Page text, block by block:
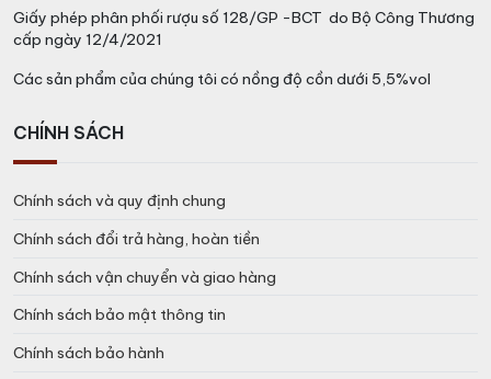
Giấy phép phân phối rượu số 128/GP -BCT do Bộ Công Thương
cấp ngày 12/4/2021
Các sản phẩm của chúng tôi có nồng độ cồn dưới 5,5%vol
CHÍNH SÁCH
Chính sách và quy định chung
Chính sách đổi trả hàng, hoàn tiền
Chính sách vận chuyển và giao hàng
Chính sách bảo mật thông tin
Chính sách bảo hành